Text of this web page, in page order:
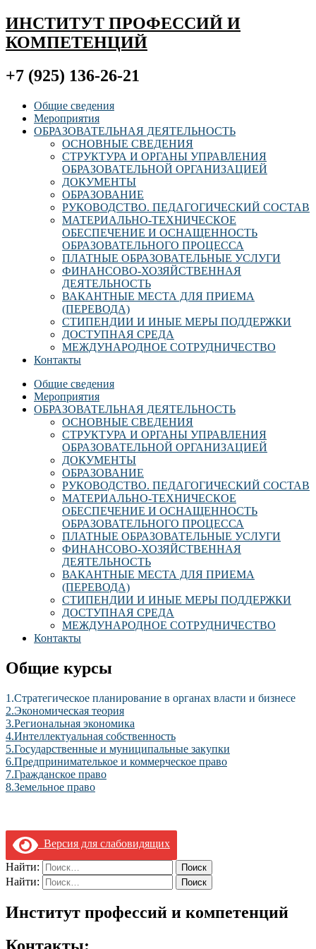
ИНСТИТУТ ПРОФЕССИЙ И
КОМПЕТЕНЦИЙ
+7 (925) 136-26-21
Общие сведения
Мероприятия
ОБРАЗОВАТЕЛЬНАЯ ДЕЯТЕЛЬНОСТЬ
ОСНОВНЫЕ СВЕДЕНИЯ
СТРУКТУРА И ОРГАНЫ УПРАВЛЕНИЯ
ОБРАЗОВАТЕЛЬНОЙ ОРГАНИЗАЦИЕЙ
ДОКУМЕНТЫ
ОБРАЗОВАНИЕ
РУКОВОДСТВО. ПЕДАГОГИЧЕСКИЙ СОСТАВ
МАТЕРИАЛЬНО-ТЕХНИЧЕСКОЕ
ОБЕСПЕЧЕНИЕ И ОСНАЩЕННОСТЬ
ОБРАЗОВАТЕЛЬНОГО ПРОЦЕССА
ПЛАТНЫЕ ОБРАЗОВАТЕЛЬНЫЕ УСЛУГИ
ФИНАНСОВО-ХОЗЯЙСТВЕННАЯ
ДЕЯТЕЛЬНОСТЬ
ВАКАНТНЫЕ МЕСТА ДЛЯ ПРИЕМА
(ПЕРЕВОДА)
СТИПЕНДИИ И ИНЫЕ МЕРЫ ПОДДЕРЖКИ
ДОСТУПНАЯ СРЕДА
МЕЖДУНАРОДНОЕ СОТРУДНИЧЕСТВО
Контакты
Общие сведения
Мероприятия
ОБРАЗОВАТЕЛЬНАЯ ДЕЯТЕЛЬНОСТЬ
ОСНОВНЫЕ СВЕДЕНИЯ
СТРУКТУРА И ОРГАНЫ УПРАВЛЕНИЯ
ОБРАЗОВАТЕЛЬНОЙ ОРГАНИЗАЦИЕЙ
ДОКУМЕНТЫ
ОБРАЗОВАНИЕ
РУКОВОДСТВО. ПЕДАГОГИЧЕСКИЙ СОСТАВ
МАТЕРИАЛЬНО-ТЕХНИЧЕСКОЕ
ОБЕСПЕЧЕНИЕ И ОСНАЩЕННОСТЬ
ОБРАЗОВАТЕЛЬНОГО ПРОЦЕССА
ПЛАТНЫЕ ОБРАЗОВАТЕЛЬНЫЕ УСЛУГИ
ФИНАНСОВО-ХОЗЯЙСТВЕННАЯ
ДЕЯТЕЛЬНОСТЬ
ВАКАНТНЫЕ МЕСТА ДЛЯ ПРИЕМА
(ПЕРЕВОДА)
СТИПЕНДИИ И ИНЫЕ МЕРЫ ПОДДЕРЖКИ
ДОСТУПНАЯ СРЕДА
МЕЖДУНАРОДНОЕ СОТРУДНИЧЕСТВО
Контакты
Общие курсы
1.Стратегическое планирование в органах власти и бизнесе
2.Экономическая теория
3.Региональная экономика
4.Интеллектуальная собственность
5.Государственные и муниципальные закупки
6.Предпринимателькое и коммерческое право
7.Гражданское право
8.Земельное право
Версия для слабовидящих
Найти:
Найти:
Институт профессий и компетенций